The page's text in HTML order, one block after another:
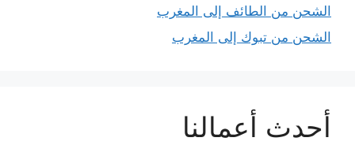
الشحن من الطائف إلى المغرب
الشحن من تبوك إلى المغرب
أحدث أعمالنا